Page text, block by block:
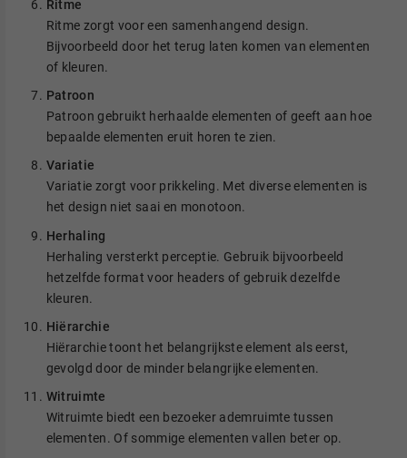
Ritme
Ritme zorgt voor een samenhangend design.
Bijvoorbeeld door het terug laten komen van elementen
of kleuren.
Patroon
Patroon gebruikt herhaalde elementen of geeft aan hoe
bepaalde elementen eruit horen te zien.
Variatie
Variatie zorgt voor prikkeling. Met diverse elementen is
het design niet saai en monotoon.
Herhaling
Herhaling versterkt perceptie. Gebruik bijvoorbeeld
hetzelfde format voor headers of gebruik dezelfde
kleuren.
Hiërarchie
Hiërarchie toont het belangrijkste element als eerst,
gevolgd door de minder belangrijke elementen.
Witruimte
Witruimte biedt een bezoeker ademruimte tussen
elementen. Of sommige elementen vallen beter op.